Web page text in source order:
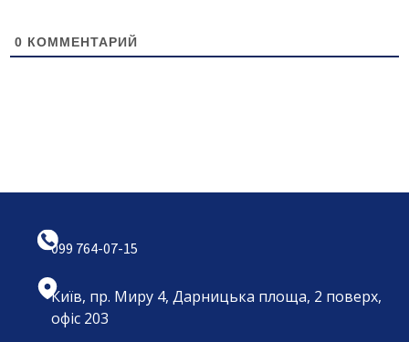
0 КОММЕНТАРИЙ
099 764-07-15
Київ, пр. Миру 4, Дарницька площа, 2 поверх,
офіс 203